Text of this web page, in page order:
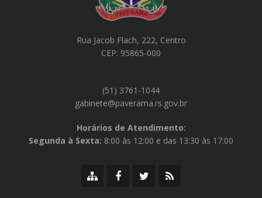
Rua Jacob Flach, 222, Centro
CEP: 95865-000
(51) 3761-1044
gabinete@paverama.rs.gov.br
Horários de Atendimento:
Segunda à Sexta: 8:00 às 12:00 e das 13:30 às 17:00
MapaFacebookTwitter/X
RSS